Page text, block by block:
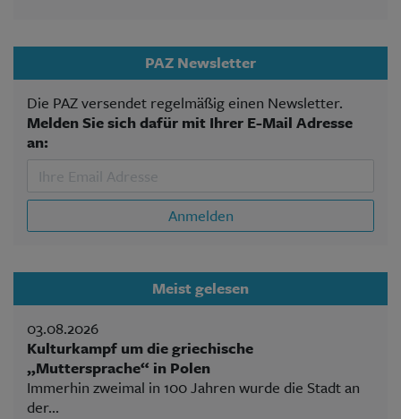
PAZ Newsletter
Die PAZ versendet regelmäßig einen Newsletter.
Melden Sie sich dafür mit Ihrer E-Mail Adresse
an:
Anmelden
Meist gelesen
03.08.2026
Kulturkampf um die griechische
„Muttersprache“ in Polen
Immerhin zweimal in 100 Jahren wurde die Stadt an
der...